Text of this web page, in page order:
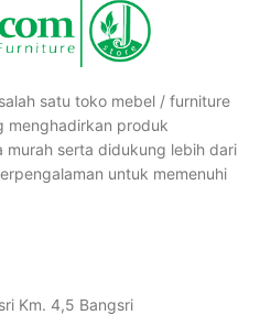
satu toko mebel / furniture
menghadirkan produk
serta didukung lebih dari
untuk memenuhi
Km. 4,5 Bangsri